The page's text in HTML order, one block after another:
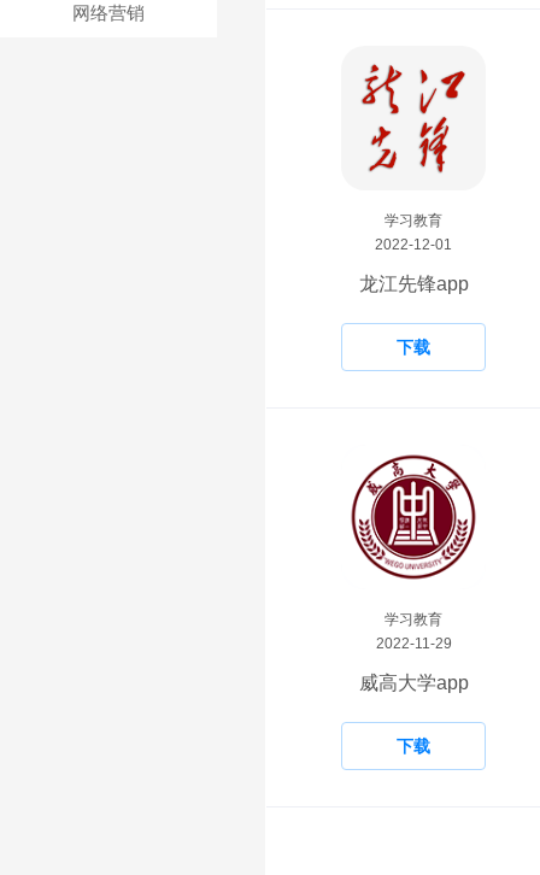
网络营销
学习教育
2022-12-01
龙江先锋app
下载
学习教育
2022-11-29
威高大学app
下载